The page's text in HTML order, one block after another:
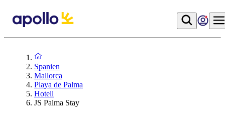
Spanien
Mallorca
Playa de Palma
Hotell
JS Palma Stay